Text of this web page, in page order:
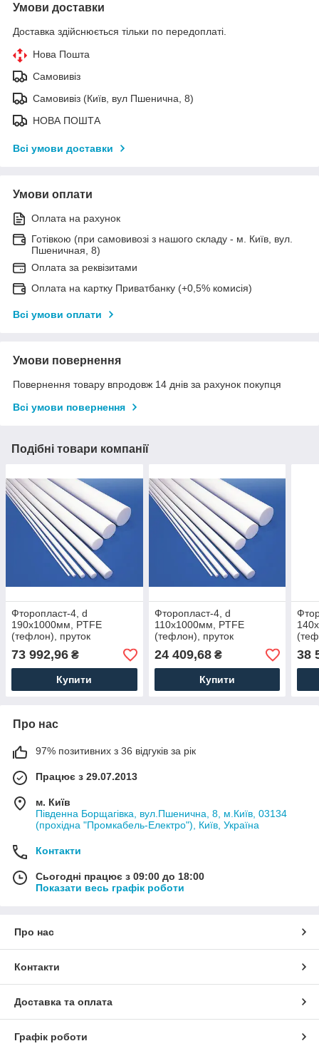
Умови доставки
Доставка здійснюється тільки по передоплаті.
Нова Пошта
Самовивіз
Самовивіз (Київ, вул Пшенична, 8)
НОВА ПОШТА
Всі умови доставки
Умови оплати
Оплата на рахунок
Готівкою (при самовивозі з нашого складу - м. Київ, вул.
Пшеничная, 8)
Оплата за реквізитами
Оплата на картку Приватбанку (+0,5% комисія)
Всі умови оплати
Умови повернення
Повернення товару впродовж 14 днів за рахунок покупця
Всі умови повернення
Подібні товари компанії
Фторопласт-4, d
190х1000мм, PTFE
(тефлон), пруток
73 992,96 ₴
Купити
Фторопласт-4, d
110х1000мм, PTFE
(тефлон), пруток
24 409,68₴
Купити
38
Про нас
97% позитивних з 36 відгуків за рік
Працює з 29.07.2013
м. Київ
Південна Борщагівка, вул.Пшенична, 8, м.Київ, 03134
(прохідна "Промкабель-Електро"), Київ, Україна
Контакти
Сьогодні працює з 09:00 до 18:00
Показати весь графік роботи
Про нас
Контакти
Доставка та оплата
Графік роботи